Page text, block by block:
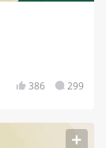
386 299